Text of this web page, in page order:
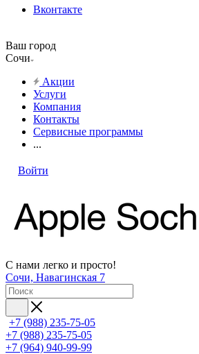
Вконтакте
Ваш город
Сочи
Акции
Услуги
Компания
Контакты
Сервисные программы
...
Войти
С нами легко и просто!
Сочи, Навагинская 7
+7 (988) 235-75-05
+7 (988) 235-75-05
+7 (964) 940-99-99